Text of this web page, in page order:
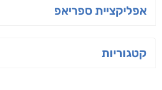
אפליקציית ספריאפ
קטגוריות